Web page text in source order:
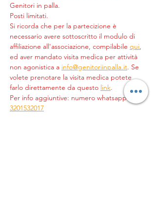
Genitori in palla.
Posti limitati.
Si ricorda che per la partecizione è
necessario avere sottoscritto il modulo di
affiliazione all'associazione, compilabile qui,
ed aver mandato visita medica per attività
non agonistica a info@genitoriinpalla.it. Se
volete prenotare la visita medica potete
farlo direttamente da questo link.
Per info aggiuntive: numero whatsapp
3201532017